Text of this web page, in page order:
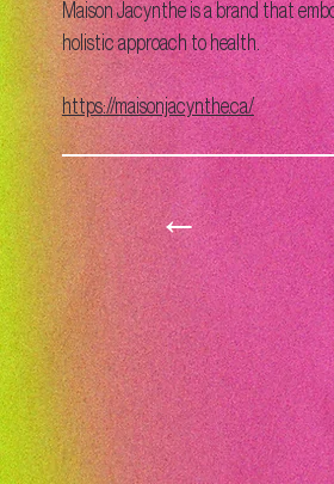
Maison Jacynthe is a brand that
holistic approach to health.
https://maisonjacynthe.ca/
←